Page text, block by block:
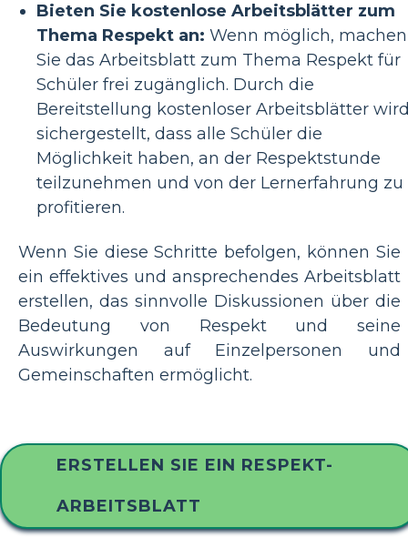
Bieten Sie kostenlose Arbeitsblätter zum
Thema Respekt an: Wenn möglich, machen
Sie das Arbeitsblatt zum Thema Respekt für
Schüler frei zugänglich. Durch die
Bereitstellung kostenloser Arbeitsblätter
sichergestellt, dass alle Schüler die
Möglichkeit haben, an der Respektstunde
teilzunehmen und von der Lernerfahrung zu
profitieren.
Wenn Sie diese Schritte befolgen, können Sie
ein effektives und ansprechendes Arbeitsblatt
erstellen, das sinnvolle Diskussionen über die
Bedeutung von Respekt und seine
Auswirkungen auf Einzelpersonen und
Gemeinschaften ermöglicht.
ERSTELLEN SIE EIN RESPEKT-
ARBEITSBLATT